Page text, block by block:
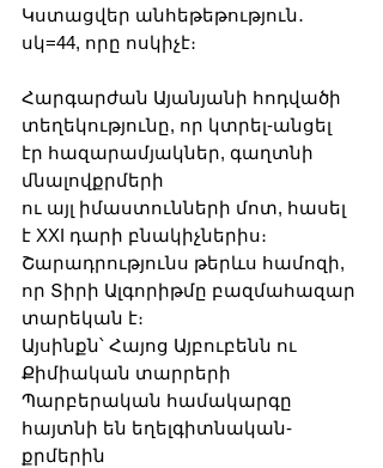
Կստացվեր անհեթեթություն․
սկ=44, որը ոսկիչէ։
Հարգարժան Այանյանի հոդվածի
տեղեկությունը, որ կտրել-անցել
էր հազարամյակներ, գաղտնի
մնալովքրմերի
ու այլ իմաստունների մոտ, հասել
է XXI դարի բնակիչներիս։
Շարադրությունս թերևս համոզի,
որ Տիրի Ալգորիթմը բազմահազար
տարեկան է։
Այսինքն՝ Հայոց Այբուբենն ու
Քիմիական տարրերի
Պարբերական համակարգը
հայտնի են եղելգիտնական-
քրմերին